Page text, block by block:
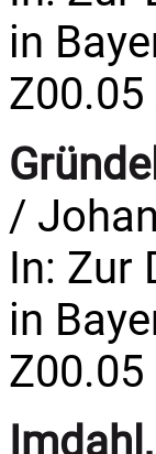
in
Z00.05
/
In: Zur
in
Z00.05